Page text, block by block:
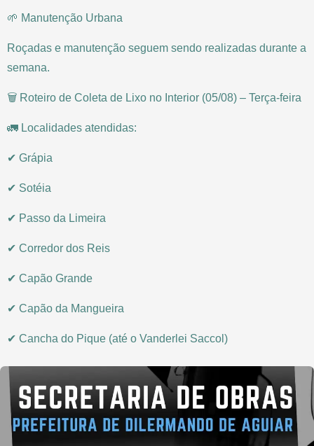
🌱 Manutenção Urbana
Roçadas e manutenção seguem sendo realizadas durante a
semana.
🗑️ Roteiro de Coleta de Lixo no Interior (05/08) – Terça-feira
🚛 Localidades atendidas:
✔ Grápia
✔ Sotéia
✔ Passo da Limeira
✔ Corredor dos Reis
✔ Capão Grande
✔ Capão da Mangueira
✔ Cancha do Pique (até o Vanderlei Saccol)